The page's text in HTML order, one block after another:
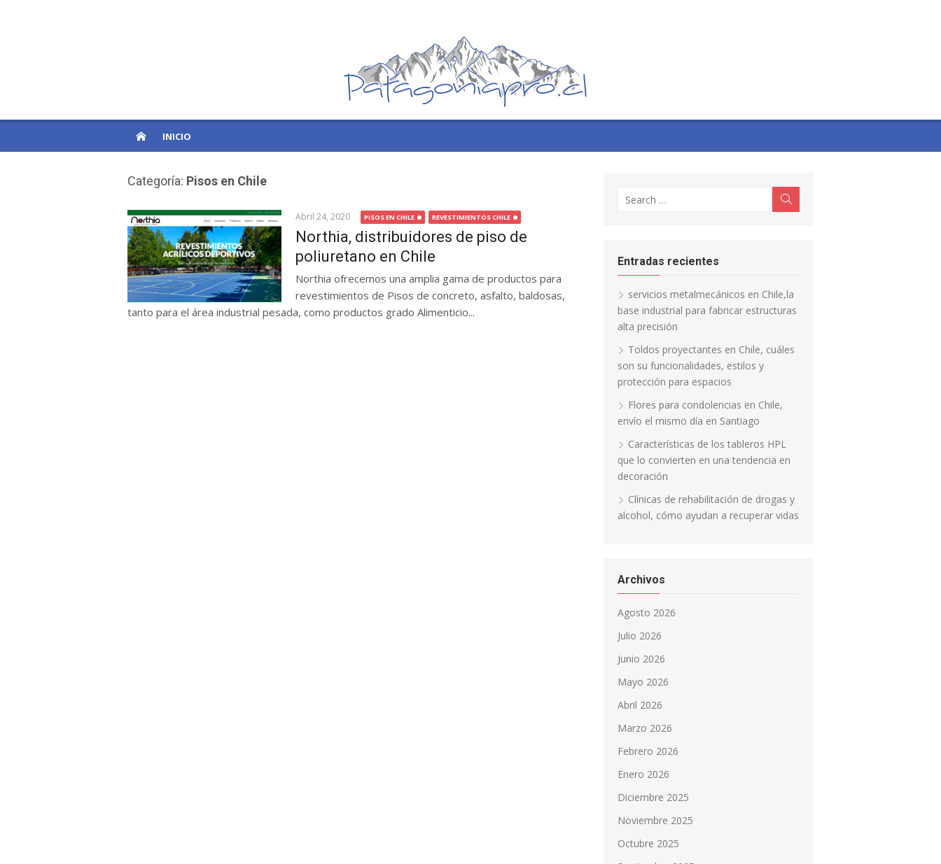
INICIO
Categoría: Pisos en Chile
Abril 24, 2020 PISOS EN CHILE REVESTIMIENTOS CHILE
Northia, distribuidores de piso de
poliuretano en Chile
Northia ofrecemos una amplia gama de productos para
revestimientos de Pisos de concreto, asfalto, baldosas,
tanto para el área industrial pesada, como productos grado Alimenticio...
for:
Entradas recientes
servicios metalmecánicos en Chile,la
base industrial para fabricar estructuras
alta precisión
Toldos proyectantes en Chile, cuáles
son su funcionalidades, estilos y
protección para espacios
Flores para condolencias en Chile,
envío el mismo día en Santiago
Características de los tableros HPL
que lo convierten en una tendencia en
decoración
Clínicas de rehabilitación de drogas y
alcohol, cómo ayudan a recuperar vidas
Archivos
Agosto 2026
Julio 2026
Junio 2026
Mayo 2026
Abril 2026
Marzo 2026
Febrero 2026
Enero 2026
Diciembre 2025
Noviembre 2025
Octubre 2025